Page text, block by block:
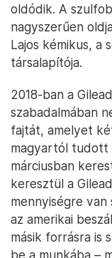
oldódik. A
nagyszerűen
Lajos kémikus, a
társalapítója.
2018-ban a
szabadalmában
fajtát, amelyet
magyartól tudott
márciusban
keresztül a
mennyiségre
az amerikai
másik forrásra is
be a munkába –